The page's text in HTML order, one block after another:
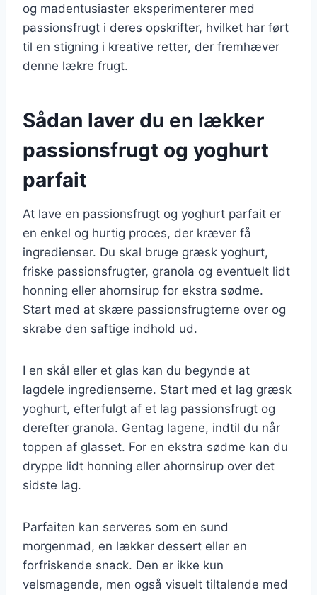
og madentusiaster eksperimenterer med
passionsfrugt i deres opskrifter, hvilket har ført
til en stigning i kreative retter, der fremhæver
denne lækre frugt.
Sådan laver du en lækker
passionsfrugt og yoghurt
parfait
At lave en passionsfrugt og yoghurt parfait er
en enkel og hurtig proces, der kræver få
ingredienser. Du skal bruge græsk yoghurt,
friske passionsfrugter, granola og eventuelt lidt
honning eller ahornsirup for ekstra sødme.
Start med at skære passionsfrugterne over og
skrabe den saftige indhold ud.
I en skål eller et glas kan du begynde at
lagdele ingredienserne. Start med et lag græsk
yoghurt, efterfulgt af et lag passionsfrugt og
derefter granola. Gentag lagene, indtil du når
toppen af glasset. For en ekstra sødme kan du
dryppe lidt honning eller ahornsirup over det
sidste lag.
Parfaiten kan serveres som en sund
morgenmad, en lækker dessert eller en
forfriskende snack. Den er ikke kun
velsmagende, men også visuelt tiltalende med